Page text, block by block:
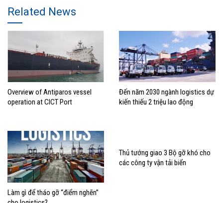
Related News
Overview of Antiparos vessel
operation at CICT Port
Đến năm 2030 ngành logistics dự
kiến thiếu 2 triệu lao động
Làm gì để tháo gỡ “điểm nghẽn”
Thủ tướng giao 3 Bộ gỡ khó cho
các công ty vận tải biển